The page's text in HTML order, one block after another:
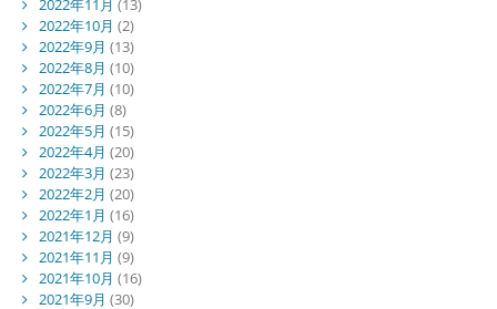
2022年11月 (13)
2022年10月 (2)
2022年9月 (13)
2022年8月 (10)
2022年7月 (10)
2022年6月 (8)
2022年5月 (15)
2022年4月 (20)
2022年3月 (23)
2022年2月 (20)
2022年1月 (16)
2021年12月 (9)
2021年11月 (9)
2021年10月 (16)
2021年9月 (30)